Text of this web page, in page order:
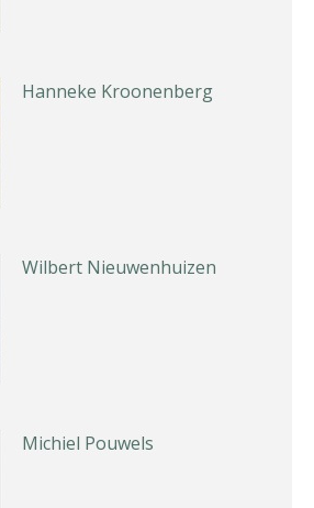
Hanneke Kroonenberg
Wilbert Nieuwenhuizen
Michiel Pouwels